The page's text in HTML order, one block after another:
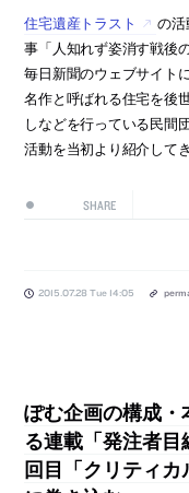
住宅遺産トラスト
の
事「人知れず姿消す戦後
毎日新聞のウェブサイト
名作と呼ばれる住宅を後
しなどを行っている民間
活動を当初より紹介して
SHARE
2015.07.28 Tue 14:05
ぽむ企画の構成・
る連載「発注者
回目「クリティ